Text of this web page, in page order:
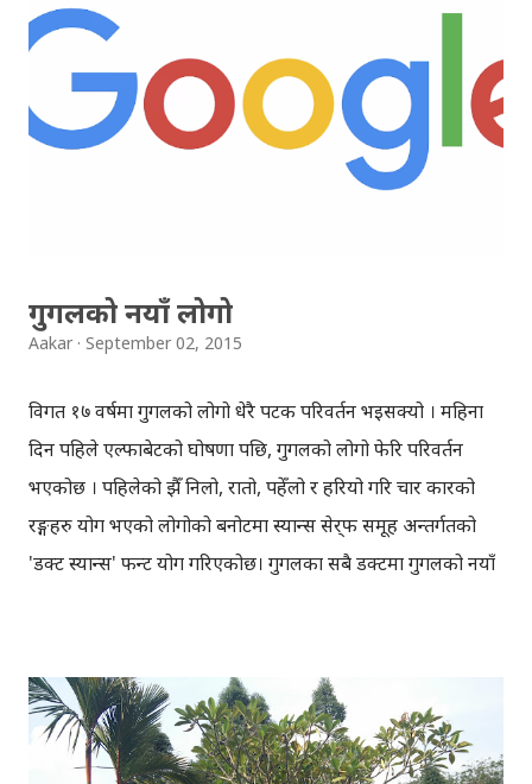
भयो, ती भिडियोहरु मोबाइलबाट खिचिएका थिएनन् । नोकियाको
कर्तुतको आलोचना हुनथालेपछि, नोकियाले आफ्नो ब्लग मार्फत माफी
नै माग्नुपर्यो । माथि नोकियाको प्रसंगले थाहा हुन्छ, ३ वर्ष अघिसम्म मात्रै
पनि व्यवसायिक भिडियो खिच्नका लागि मोबाइलहरु उपयुक्त थिएनन् ।
तर विगत ३ वर्षमा आइफोन, एन्ड्रोइड तथा विन्डोज फोनका सफ्टवेयर र
गुगलको नयाँ लोगो
Aakar September 02, 2015
विगत १७ वर्षमा गुगलको लोगो धेरै पटक परिवर्तन भइसक्यो । महिना
दिन पहिले एल्फाबेटको घोषणा पछि, गुगलको लोगो फेरि परिवर्तन
भएकोछ । पहिलेको झैँ निलो, रातो, पहेँलो र हरियो गरि चार प्रकारको
रङ्गहरु प्रयोग भएको लोगोको बनोटमा स्यान्स सेर्‌फ समूह अन्तर्गतको
'प्रडक्ट स्यान्स' फन्ट प्रयोग गरिएकोछ। गुगलका सबै प्रडक्टमा गुगलको नयाँ
देखिनेछ । गुगलको नयाँ लोगोको डिजाइनबारे विस्तृत कुरा यहाँबाट पढ्न
सकिन्छ । गुगलको होमपेजमा गुगल डुडलको रुपमा गुगलको नयाँ लोगो
राखिएको छ। गुगलको नयाँ लोगोलाई अधिकांशले मन पराएकाछन् ।